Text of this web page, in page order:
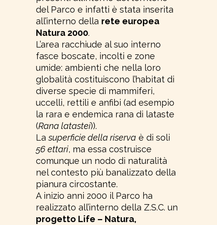
del Parco e infatti è stata inserita
all’interno della rete europea
Natura 2000.
L’area racchiude al suo interno
fasce boscate, incolti e zone
umide: ambienti che nella loro
globalità costituiscono l’habitat di
diverse specie di mammiferi,
uccelli, rettili e anfibi (ad esempio
la rara e endemica rana di lataste
(Rana latastei)).
Lasuperficie della riserva è di soli
56 ettari, ma essa costruisce
comunque un nodo di naturalità
nel contesto più banalizzato della
pianura circostante.
A inizio anni 2000 il Parco ha
realizzato all’interno della Z.S.C. un
progetto Life – Natura,